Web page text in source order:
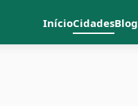
InícioCidadesBlog